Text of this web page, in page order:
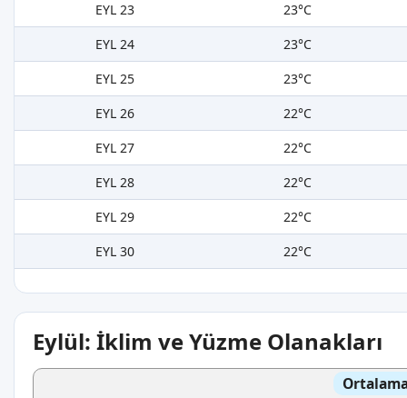
EYL 23
23°C
EYL 24
23°C
EYL 25
23°C
EYL 26
22°C
EYL 27
22°C
EYL 28
22°C
EYL 29
22°C
EYL 30
22°C
Eylül: İklim ve Yüzme Olanakları
Ortalama